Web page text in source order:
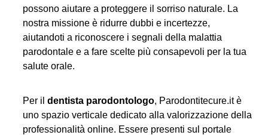
possono aiutare a proteggere il sorriso naturale. La
nostra missione è ridurre dubbi e incertezze,
aiutandoti a riconoscere i segnali della malattia
parodontale e a fare scelte più consapevoli per la tua
salute orale.
Per ildentista parodontologo, Parodontitecure.it è
uno spazio verticale dedicato alla valorizzazione della
professionalità online. Essere presenti sul portale